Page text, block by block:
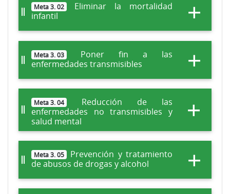
Meta 3. 02 Eliminar la mortalidad
infantil
Meta 3. 03 Poner fin a las
enfermedades transmisibles
Meta 3. 04 Reducción de las
enfermedades no transmisibles y
salud mental
Meta 3. 05 Prevención y tratamiento
de abusos de drogas y alcohol